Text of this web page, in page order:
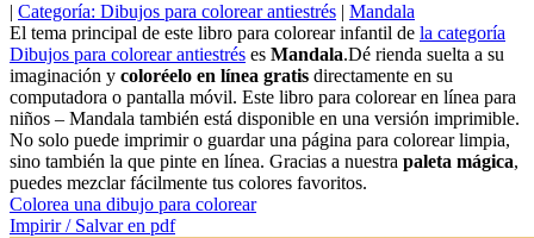
| Categoría: Dibujos para colorear antiestrés | Mandala
El tema principal de este libro para colorear infantil de la categoría
Dibujos para colorear antiestrés es Mandala.Dé rienda suelta a su
imaginación y coloréelo en línea gratis directamente en su
computadora o pantalla móvil. Este libro para colorear en línea para
niños – Mandala también está disponible en una versión imprimible.
No solo puede imprimir o guardar una página para colorear limpia,
sino también la que pinte en línea. Gracias a nuestra paleta mágica,
puedes mezclar fácilmente tus colores favoritos.
Colorea una dibujo para colorear
Impirir / Salvar en pdf